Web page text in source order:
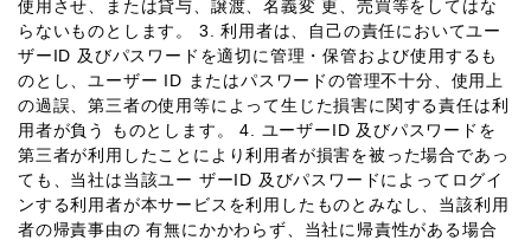
使⽤させ、または貸与、譲渡、名義変 更、売買等をしてはな
らないものとします。 3. 利⽤者は、⾃⼰の責任においてユー
ザーID 及びパスワードを適切に管理・保管および使⽤するも
のとし、ユーザー ID またはパスワードの管理不⼗分、使⽤上
の過誤、第三者の使⽤等によって⽣じた損害に関する責任は利
⽤者が負う ものとします。 4. ユーザーID 及びパスワードを
第三者が利⽤したことにより利⽤者が損害を被った場合であっ
ても、当社は当該ユー ザーID 及びパスワードによってログイ
ンする利⽤者が本サービスを利⽤したものとみなし、当該利⽤
者の帰責事由の 有無にかかわらず、当社に帰責性がある場合